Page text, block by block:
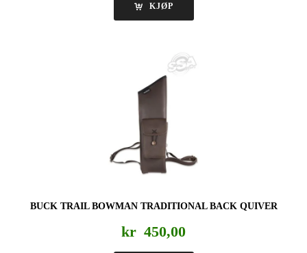
KJØP
BUCK TRAIL BOWMAN TRADITIONAL BACK QUIVER
kr 450,00